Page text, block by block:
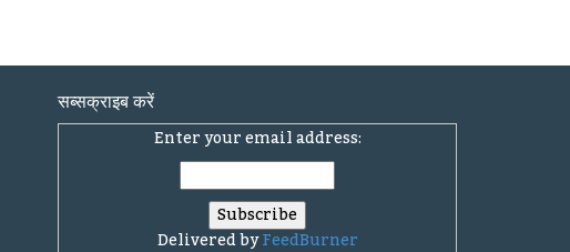
सब्सक्राइब करें
Enter your email address:
Delivered byFeedBurner